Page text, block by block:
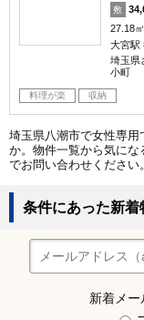
敷
27.18㎡
大宮駅
埼玉県
小町
料理が楽 収納
埼玉県八潮市で女性専
か。物件一覧から気に
でお問い合わせください
条件にあった新着
新着メ